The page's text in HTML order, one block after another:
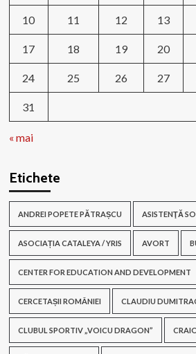
10 11 12 13
17 18 19 20
24 25 26 27
31
« mai
Etichete
ANDREI POPETE PĂTRAȘCU ASISTENŢĂ
ASOCIAȚIA CATALEYA / YRIS AVORT
CENTER FOR EDUCATION AND DEVELOPMENT
CERCETAȘII ROMÂNIEI CLAUDIU
CLUBUL SPORTIV „VOICU DRAGON”